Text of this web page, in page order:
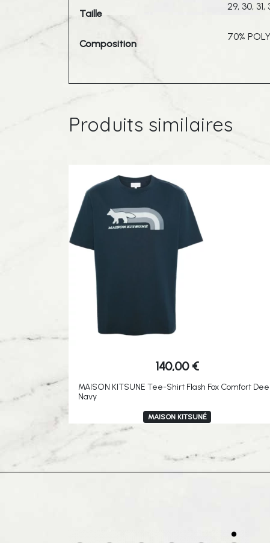
Taille
29, 30, 31,
Composition
70%
Produits similaires
140,00 €
MAISON KITSUNE Tee-Shirt Flash Fox Comfort
Navy
MAISON KITSUNÉ